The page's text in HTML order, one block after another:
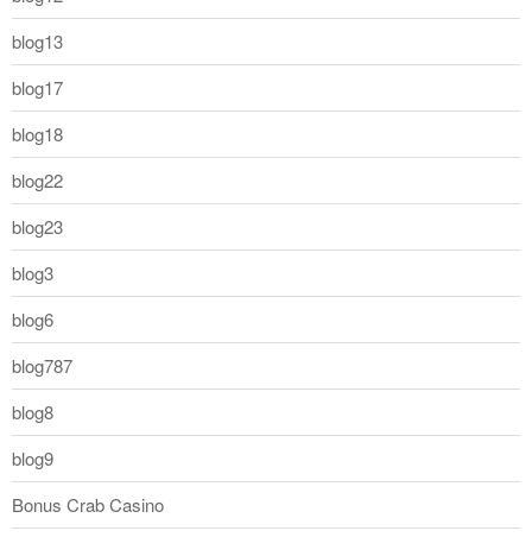
blog13
blog17
blog18
blog22
blog23
blog3
blog6
blog787
blog8
blog9
Bonus Crab Casino